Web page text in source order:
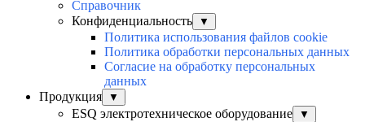
Справочник
Конфиденциальность
▼
Политика использования файлов cookie
Политика обработки персональных данных
Согласие на обработку персональных
данных
Продукция
▼
ESQ электротехническое оборудование ▼